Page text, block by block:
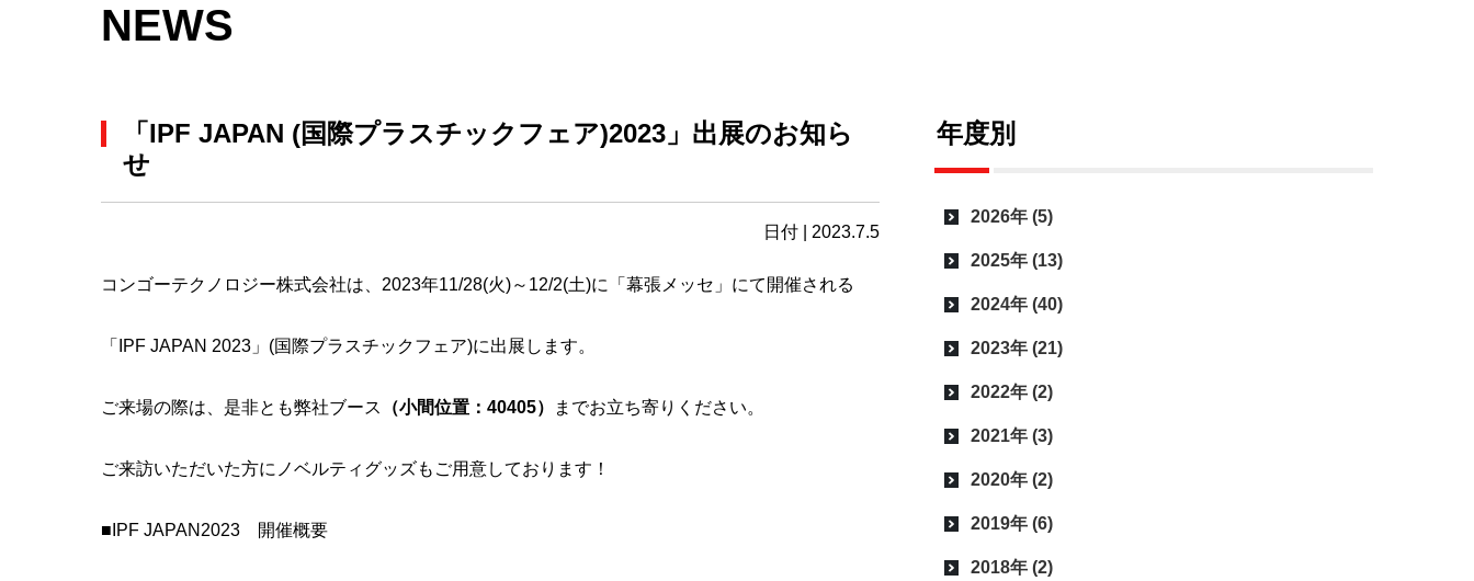
NEWS
「IPF JAPAN (国際プラスチックフェア)2023」出展のお知ら
せ
日付 | 2023.7.5
コンゴーテクノロジー株式会社は、 2023年11/28(火)～12/2(土)に「幕張メッセ」にて開催される
「IPF JAPAN 2023 」(国際プラスチックフェア)に出展します。
ご来場の際は、是非とも弊社ブース （小間位置：40405） までお立ち寄りください。
ご来訪いただいた方にノベルティグッズもご用意しております！
■IPF JAPAN 2023 開催概要
年度別
2026年 (5)
2025年 (13)
2024年 (40)
2023年 (21)
2022年 (2)
2021年 (3)
2020年 (2)
2019年 (6)
2018年 (2)